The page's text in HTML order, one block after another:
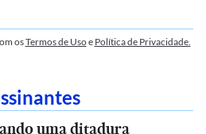
osTermos de Usoe Política de Privacidade.
uma ditadura